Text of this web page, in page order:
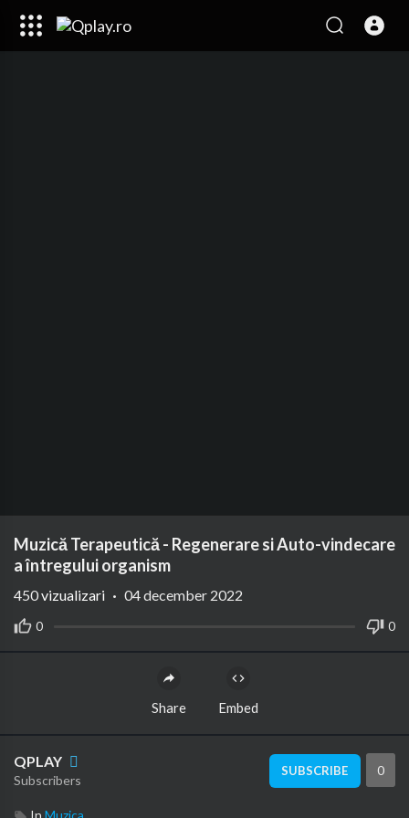
Muzică Terapeutică - Regenerare si Auto-vindecare
a întregului organism
0 0
450vizualizari · 04 december 2022
Share Embed
QPLAY
Subscribers
SUBSCRIBE 0
In Muzica